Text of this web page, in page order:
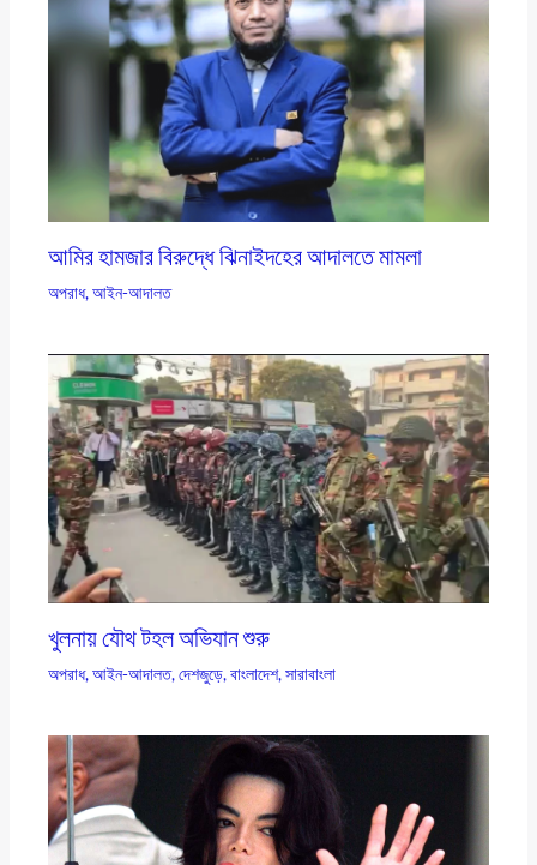
আমির হামজার বিরুদ্ধে ঝিনাইদহের আদালতে মামলা
অপরাধ,আইন-আদালত
খুলনায় যৌথ টহল অভিযান শুরু
অপরাধ,আইন-আদালত,দেশজুড়ে,বাংলাদেশ,সারাবাংলা